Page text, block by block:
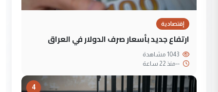
إقتصادية
ارتفاع جديد بأسعار صرف الدولار في العراق
--منذ 22 ساعة
4